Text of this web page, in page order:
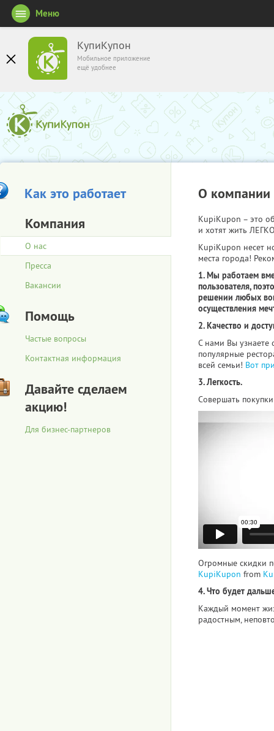
КупиКупон
Мобильное приложение
ещё удобнее
Меню
Как это работает
Компания
О нас
Пресса
Вакансии
Помощь
Частые вопросы
Контактная информация
Давайте сделаем
акцию!
Для бизнес-партнеров
О компании
KupiKupon – это
и хотят жить
KupiKupon несет
места города!
1. Мы работаем
пользователя,
решении любых
осуществления
2. Качество и
С нами Вы узнаете
популярные
всей семьи! Вот
3. Легкость.
Совершать
Огромные скидки
KupiKupon from
4. Что будет
Каждый момент
радостным,